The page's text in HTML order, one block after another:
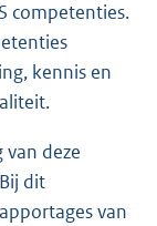
competenties.
kennis en
deze
dit
van